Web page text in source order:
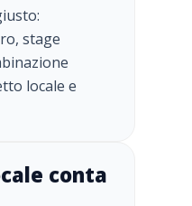
stage
locale e
conta